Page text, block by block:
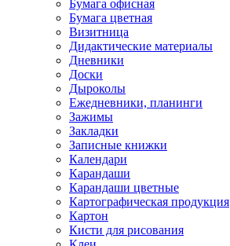
Бумага офисная
Бумага цветная
Визитница
Дидактические материалы
Дневники
Доски
Дыроколы
Ежедневники, планинги
Зажимы
Закладки
Записные книжки
Календари
Карандаши
Карандаши цветные
Картографическая продукция
Картон
Кисти для рисования